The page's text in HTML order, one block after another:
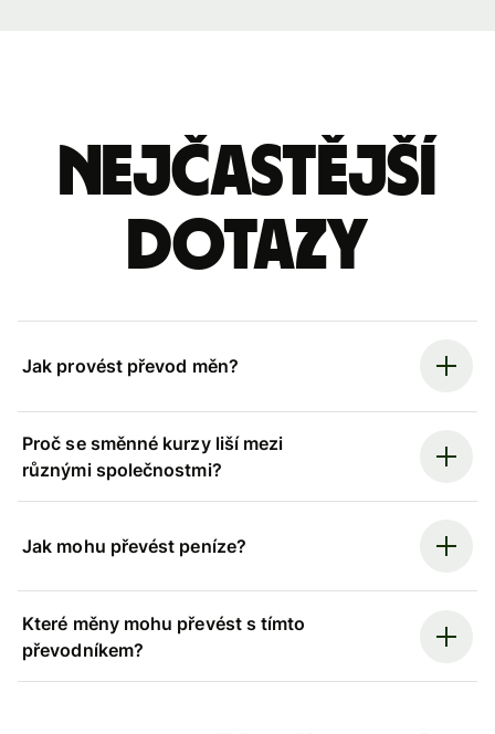
Nejčastější
dotazy
Jak provést převod měn?
Proč se směnné kurzy liší mezi
různými společnostmi?
Jak mohu převést peníze?
Které měny mohu převést s tímto
převodníkem?